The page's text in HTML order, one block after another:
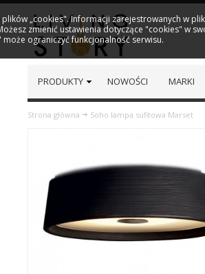
PRODUKTY NOWOŚCI MARKI
Strona główna Soho lampa sufitowa Marset
„cookies". Informacji zarejestrowanych w
zmienić ustawienia dotyczące "cookies" w
ograniczyć funkcjonalność serwisu.